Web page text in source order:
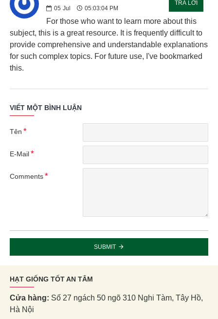
05 Jul 05:03:04 PM
TRẢ LỜI
For those who want to learn more about this
subject, this is a great resource. It is frequently difficult to
provide comprehensive and understandable explanations
for such complex topics. For future use, I've bookmarked
this.
VIẾT MỘT BÌNH LUẬN
Tên
E-Mail
Comments
SUBMIT
HẠT GIỐNG TỐT AN TÂM
Cửa hàng: Số 27 ngách 50 ngõ 310 Nghi Tàm, Tây Hồ,
Hà Nội